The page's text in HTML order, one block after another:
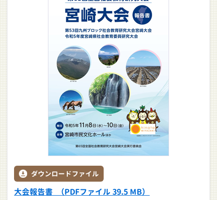
ダウンロードファイル
大会報告書 （PDFファイル 39.5 MB）